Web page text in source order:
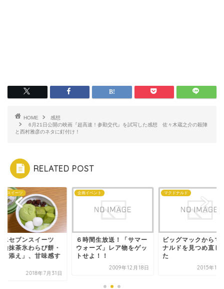
HOME
感想
6月21日公開の映画『超高速！参勤交代』を試写した感想 佐々木蔵之介の殺陣
と西村雅彦のネタに釘付け！
RELATED POST
・スイーツ
氷セブンスイーツ
治抹茶氷わらび餅・
こ添え」、甘味感す
2018年7月31日
企画イベント
６時間生放送！「サマー
ウォーズ」レア物をゲッ
トせよ！！
2009年12月18日
マクドナルド
ビッグマックからマ
ナルドを見つめ直し
た
2015年11